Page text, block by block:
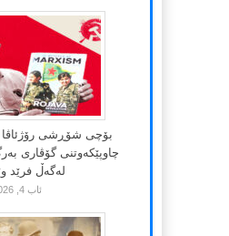
بۆچی شۆڕشی
چاوپێکەوتنی گۆڤاری
لەگەڵ فرێد
ئاب 4, 2026